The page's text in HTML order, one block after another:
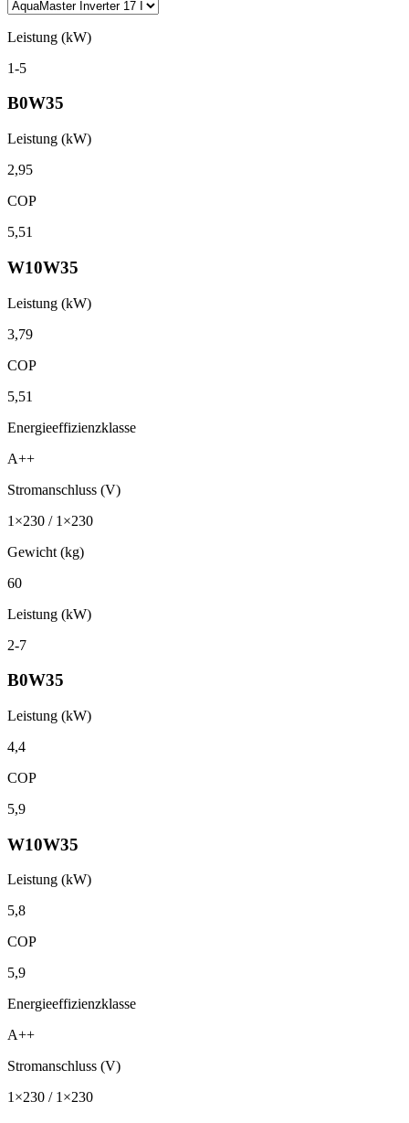
Leistung (kW)
1-5
B0W35
Leistung (kW)
2,95
COP
5,51
W10W35
Leistung (kW)
3,79
COP
5,51
Energieeffizienzklasse
A++
Stromanschluss (V)
1×230 / 1×230
Gewicht (kg)
60
Leistung (kW)
2-7
B0W35
Leistung (kW)
4,4
COP
5,9
W10W35
Leistung (kW)
5,8
COP
5,9
Energieeffizienzklasse
A++
Stromanschluss (V)
1×230 / 1×230